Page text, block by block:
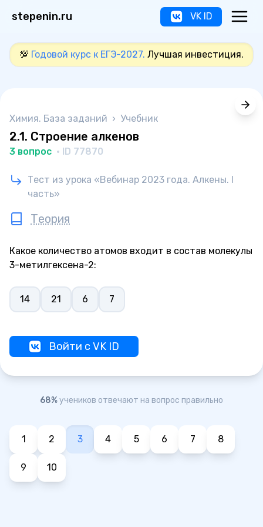
stepenin.ru VK ID
💯 Годовой курс к ЕГЭ-2027. Лучшая инвестиция.
Химия. База заданий › Учебник
2.1. Строение алкенов
3 вопрос · ID 77870
Тест из урока «Вебинар 2023 года. Алкены. I
часть»
Теория
Какое количество атомов входит в состав молекулы
3-метилгексена-2:
14 21 6 7
Войти с VK ID
68%учеников отвечают на вопрос правильно
1 2 3 4 5 6 7 8
9 10